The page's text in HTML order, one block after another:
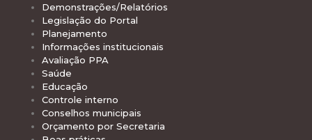
Demonstrações/Relatórios
Legislação do Portal
Planejamento
Informações institucionais
Avaliação PPA
Saúde
Educação
Controle interno
Conselhos municipais
Orçamento por Secretaria